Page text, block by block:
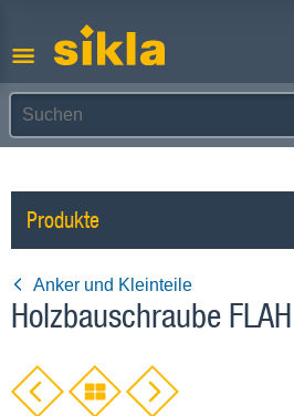
Produkte
Anker und Kleinteile
Holzbauschraube FLAH